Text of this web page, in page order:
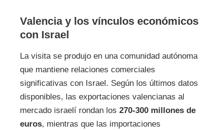
Valencia y los vínculos económicos
con Israel
La visita se produjo en una comunidad autónoma
que mantiene relaciones comerciales
significativas con Israel. Según los últimos datos
disponibles, las exportaciones valencianas al
mercado israelí rondan los 270-300 millones de
euros, mientras que las importaciones